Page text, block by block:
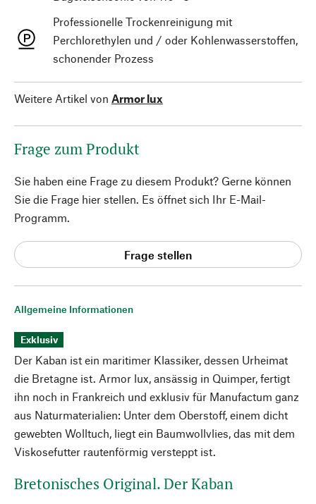
Allgemeine Informationen
Exklusiv
Der Kaban ist ein maritimer Klassiker, dessen Urheimat
die Bretagne ist. Armor lux, ansässig in Quimper, fertigt
ihn noch in Frankreich und exklusiv für Manufactum ganz
aus Naturmaterialien: Unter dem Oberstoff, einem dicht
gewebten Wolltuch, liegt ein Baumwollvlies, das mit dem
Viskosefutter rautenförmig versteppt ist.
Bretonisches Original. Der Kaban
Professionelle Trockenreinigung mit
Perchlorethylen und / oder Kohlenwasserstoffen,
schonender Prozess
Weitere Artikel von Armor lux
Frage zum Produkt
Sie haben eine Frage zu diesem Produkt? Gerne können
Sie die Frage hier stellen. Es öffnet sich Ihr E-Mail-
Programm.
Frage stellen